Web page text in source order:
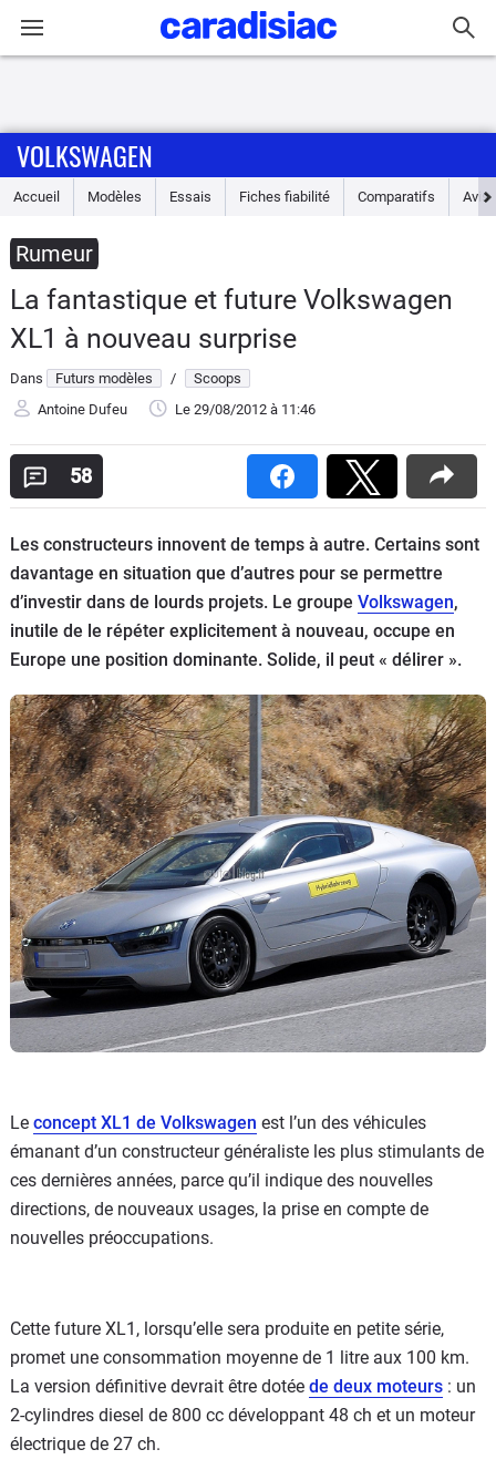
Accueil
Essais
Guide
d'achat
Electriques
Utilitaires
Auto
Services
Forum
Moto
Marques
VOLKSWAGEN
Accueil Modèles Essais Fiches fiabilité Comparatifs Avis
Rumeur
La fantastique et future Volkswagen
XL1 à nouveau surprise
Dans Futurs modèles /
Scoops
Antoine Dufeu
Le 29/08/2012 à 11:46
58
Les constructeurs innovent de temps à autre. Certains sont
davantage en situation que d’autres pour se permettre
d’investir dans de lourds projets. Le groupe Volkswagen,
inutile de le répéter explicitement à nouveau, occupe en
Europe une position dominante. Solide, il peut « délirer ».
Le concept XL1 de Volkswagen est l’un des véhicules
émanant d’un constructeur généraliste les plus stimulants de
ces dernières années, parce qu’il indique des nouvelles
directions, de nouveaux usages, la prise en compte de
nouvelles préoccupations.
Cette future XL1, lorsqu’elle sera produite en petite série,
promet une consommation moyenne de 1 litre aux 100 km.
La version définitive devrait être dotée de deux moteurs : un
2-cylindres diesel de 800 cc développant 48 ch et un moteur
électrique de 27 ch.